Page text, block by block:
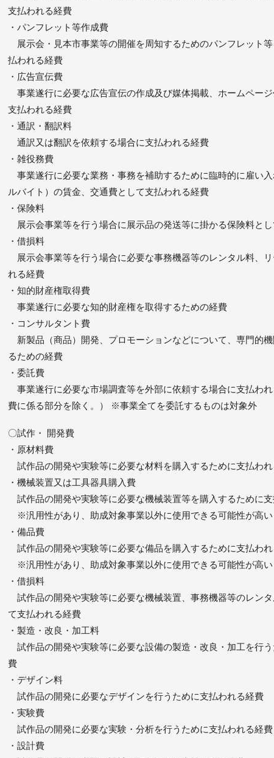
支払われる経費
・パンフレット等作成費
展示会・見本市事業等の開催を周知するためのパンフレット
払われる経費
・広告宣伝費
事業遂行に必要な広告宣伝の作成及び媒体掲載、ホームペー
支払われる経費
・通訳・翻訳料
通訳又は翻訳を依頼する場合に支払われる経費
・雑役務費
事業遂行に必要な業務・事務を補助するために臨時的に雇い
ルバイト）の賃金、交通費として支払われる経費
・保険料
展示会事業等を行う場合に展示品の発送等に掛かる保険料と
・借損料
展示会事業等を行う場合に必要な事務機器等のレンタル料、
れる経費
・知的財産権取得費
事業遂行に必要な知的財産権を取得するための経費
・コンサルタント費
新製品（商品）開発、プロモーションなどについて、専門的
るための経費
・委託費
事業遂行に必要な市場調査等を外部に依頼する場合に支払わ
費に係る部分を除く。） ※事業全てを委託するものは対象外
〇試作・ 開発費
・原材料費
試作品の開発や実験等に必要な材料を購入するために支払わ
・機械装置又は工具器具購入費
試作品の開発や実験等に必要な機械装置等を購入するために
※汎用性があり、助成対象事業以外に使用できる可能性が高い
・備品費
試作品の開発や実験等に必要な備品を購入するために支払わ
※汎用性があり、助成対象事業以外に使用できる可能性が高い
・借損料
試作品の開発や実験等に必要な機械装置、事務機器等のレン
て支払われる経費
・製造・改良・加工料
試作品の開発や実験等に必要な設備の製造・改良・加工を行
費
・デザイン料
試作品の開発に必要なデザインを行うために支払われる経費
・実験費
試作品の開発に必要な実験・分析を行うために支払われる経費
・設計費